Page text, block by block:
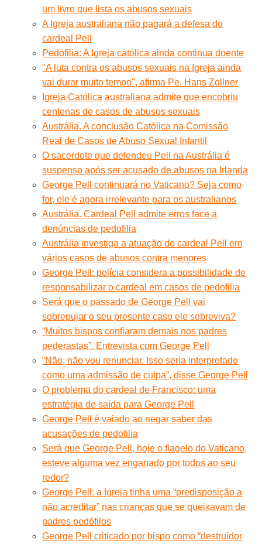
um livro que lista os abusos sexuais
A Igreja australiana não pagará a defesa do
cardeal Pell
Pedofilia: A Igreja católica ainda continua doente
"A luta contra os abusos sexuais na Igreja ainda
vai durar muito tempo", afirma Pe. Hans Zollner
Igreja Católica australiana admite que encobriu
centenas de casos de abusos sexuais
Austrália. A conclusão Católica na Comissão
Real de Casos de Abuso Sexual Infantil
O sacerdote que defendeu Pell na Austrália é
suspenso após ser acusado de abusos na Irlanda
George Pell continuará no Vaticano? Seja como
for, ele é agora irrelevante para os australianos
Austrália. Cardeal Pell admite erros face a
denúncias de pedofilia
Austrália investiga a atuação do cardeal Pell em
vários casos de abusos contra menores
George Pell: polícia considera a possibilidade de
responsabilizar o cardeal em casos de pedofilia
Será que o passado de George Pell vai
sobrepujar o seu presente caso ele sobreviva?
“Muitos bispos confiaram demais nos padres
pederastas”. Entrevista com George Pell
“Não, não vou renunciar. Isso seria interpretado
como uma admissão de culpa”, disse George Pell
O problema do cardeal de Francisco: uma
estratégia de saída para George Pell
George Pell é vaiado ao negar saber das
acusações de pedofilia
Será que George Pell, hoje o flagelo do Vaticano,
esteve alguma vez enganado por todos ao seu
redor?
George Pell: a Igreja tinha uma “predisposição a
não acreditar” nas crianças que se queixavam de
padres pedófilos
George Pell criticado por bispo como “destruidor